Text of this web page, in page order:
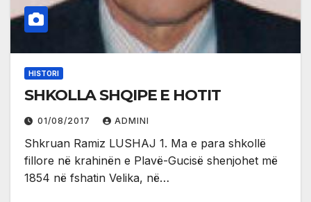
HISTORI
SHKOLLA SHQIPE E HOTIT
01/08/2017 ADMINI
Shkruan Ramiz LUSHAJ 1. Ma e para shkollë
fillore në krahinën e Plavë-Gucisë shenjohet më
1854 në fshatin Velika, në…